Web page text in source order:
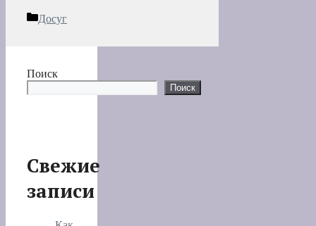
Рубрики
Досуг
Поиск
Поиск
Свежие
записи